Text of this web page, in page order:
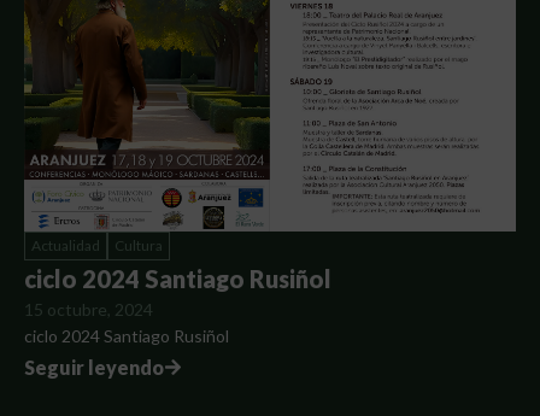
Actualidad Cultura
ciclo 2024 Santiago Rusiñol
15 octubre, 2024
ciclo 2024 Santiago Rusiñol
Seguir leyendo